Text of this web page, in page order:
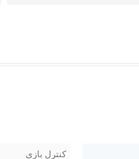
کنترل بازی